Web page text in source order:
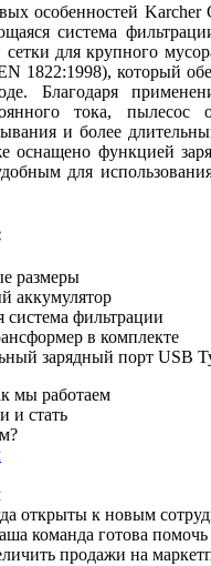
особенностей Karcher
система
сетки для крупного
1822:1998), который
Благодаря
тока, пылесос
и более
оснащено функцией
для
размеры
аккумулятор
система фильтрации
в комплекте
зарядный порт USB
мы работаем
и стать
открыты к новым
команда готова
продажи на